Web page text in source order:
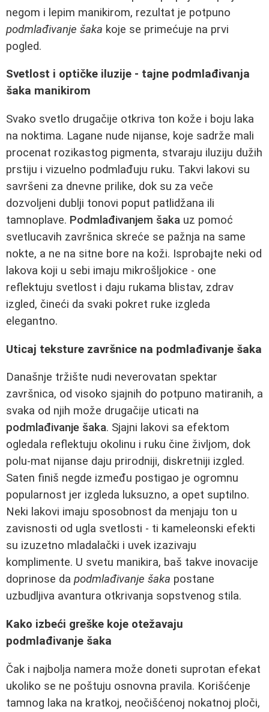
negom i lepim manikirom, rezultat je potpuno
podmlađivanje šaka koje se primećuje na prvi
pogled.
Svetlost i optičke iluzije - tajne podmlađivanja
šaka manikirom
Svako svetlo drugačije otkriva ton kože i boju laka
na noktima. Lagane nude nijanse, koje sadrže mali
procenat rozikastog pigmenta, stvaraju iluziju dužih
prstiju i vizuelno podmlađuju ruku. Takvi lakovi su
savršeni za dnevne prilike, dok su za veče
dozvoljeni dublji tonovi poput patlidžana ili
tamnoplave. Podmlađivanjem šaka uz pomoć
svetlucavih završnica skreće se pažnja na same
nokte, a ne na sitne bore na koži. Isprobajte neki od
lakova koji u sebi imaju mikrošljokice - one
reflektuju svetlost i daju rukama blistav, zdrav
izgled, čineći da svaki pokret ruke izgleda
elegantno.
Uticaj teksture završnice na podmlađivanje šaka
Današnje tržište nudi neverovatan spektar
završnica, od visoko sjajnih do potpuno matiranih, a
svaka od njih može drugačije uticati na
podmlađivanje šaka. Sjajni lakovi sa efektom
ogledala reflektuju okolinu i ruku čine življom, dok
polu-mat nijanse daju prirodniji, diskretniji izgled.
Saten finiš negde između postigao je ogromnu
popularnost jer izgleda luksuzno, a opet suptilno.
Neki lakovi imaju sposobnost da menjaju ton u
zavisnosti od ugla svetlosti - ti kameleonski efekti
su izuzetno mladalački i uvek izazivaju
komplimente. U svetu manikira, baš takve inovacije
doprinose da podmlađivanje šaka postane
uzbudljiva avantura otkrivanja sopstvenog stila.
Kako izbeći greške koje otežavaju
podmlađivanje šaka
Čak i najbolja namera može doneti suprotan efekat
ukoliko se ne poštuju osnovna pravila. Korišćenje
tamnog laka na kratkoj, neočišćenoj nokatnoj ploči,